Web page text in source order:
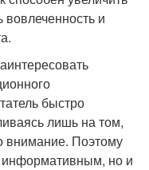
вовлеченность и
быстро
лишь на том,
внимание. Поэтому
информативным, но и